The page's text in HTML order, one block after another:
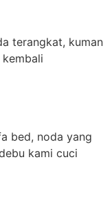
terangkat, kuman
bed, noda yang
kami cuci